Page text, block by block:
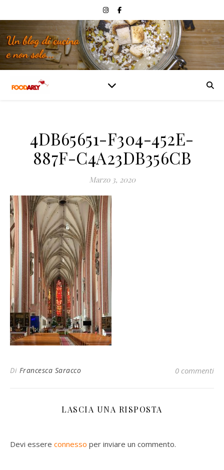
4DB65651-F304-452E-
887F-C4A23DB356CB
Marzo 3, 2020
Di Francesca Saracco 0 commenti
LASCIA UNA RISPOSTA
Devi essere connesso per inviare un commento.